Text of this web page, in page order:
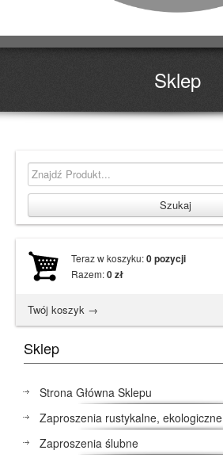
Sklep
Teraz w koszyku:0pozycji
Razem:0zł
Twój koszyk →
Sklep
Strona Główna Sklepu
Zaproszenia rustykalne, ekologiczne
Zaproszenia ślubne